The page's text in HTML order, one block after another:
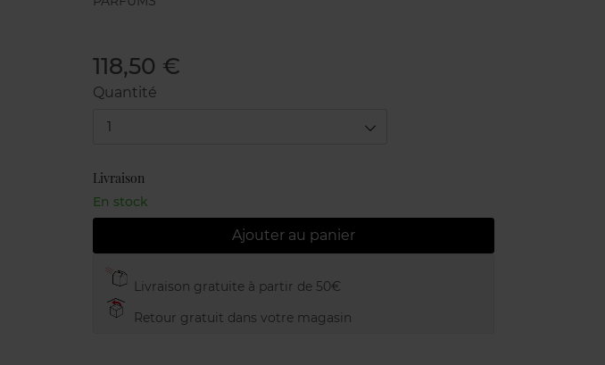
118,50 €
Quantité
1
Livraison
En stock
Ajouter au panier
Livraison gratuite à partir de 50€
Retour gratuit dans votre magasin